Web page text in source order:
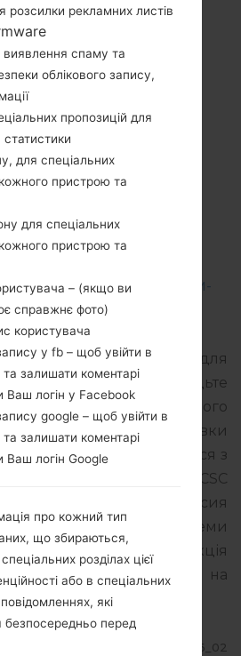
N986B -
NOTE 20
20 Ultra 5G →SamsungSM-
оновлення прошивки для
20 Ultra 5G, але не забудьте
номер моделі вашого
SM-N986B. Код прошивки
Продукт поставляється з
версія CSC
MODEM версия
операційної системи
R 11. Повна інструкція
стокову прошивку на
тут
SM-N986B_1_20210806080936_02
розсилки рекламних листів
спаму та
облікового запису,
пропозицій для
статистики
для спеціальних
пристрою та
для спеціальних
пристрою та
– (якщо ви
справжнє фото)
користувача
у fb – щоб увійти в
залишати коментарі
Ваш логін у Facebook
google – щоб увійти в
залишати коментарі
Ваш логін Google
про кожний тип
що збираються,
розділах цієї
або в спеціальних
які
безпосередньо перед